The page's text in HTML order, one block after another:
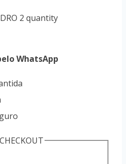
2 quantity
WhatsApp